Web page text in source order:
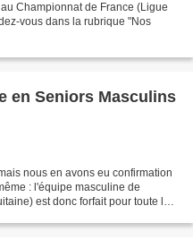
Championnat de France (Ligue
vous dans la rubrique "Nos
en Seniors Masculins
nous en avons eu confirmation
: l'équipe masculine de
est donc forfait pour toute la